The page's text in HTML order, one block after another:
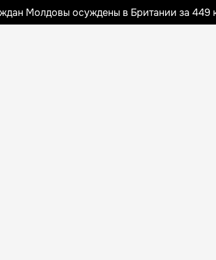
Молдовы осуждены в Британии за 449